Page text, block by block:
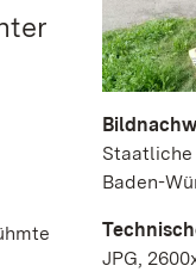
Staatliche
Baden-
JPG,